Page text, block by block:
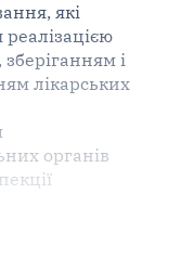
які
зберіганням і
лікарських
органів